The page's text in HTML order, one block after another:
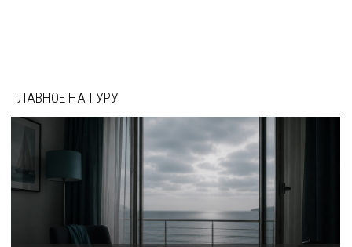
ГЛАВНОЕ НА ГУРУ